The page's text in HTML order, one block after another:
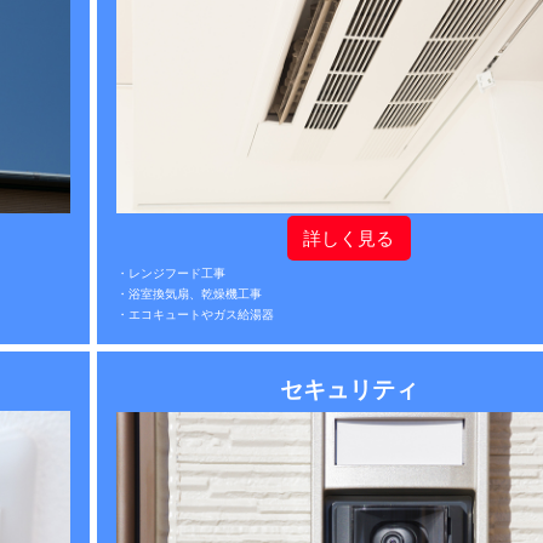
詳しく見る
・レンジフード工事
・浴室換気扇、乾燥機工事
・エコキュートやガス給湯器
セキュリティ